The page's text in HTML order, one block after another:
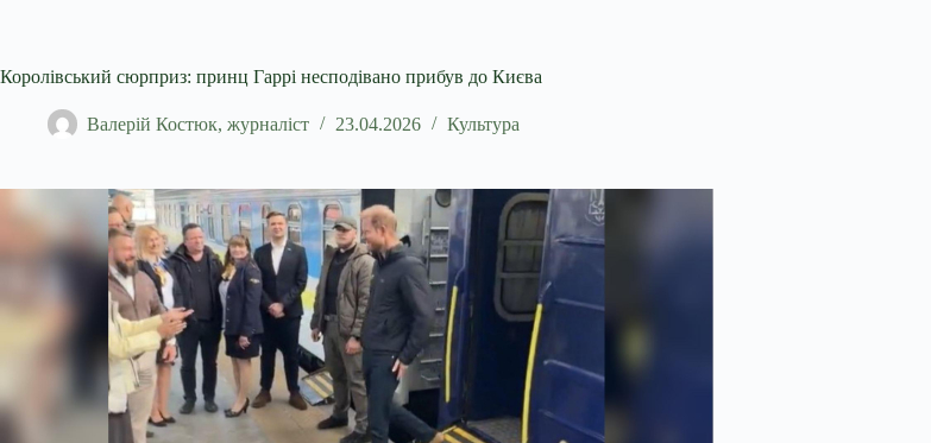
Королівський сюрприз: принц Гаррі несподівано прибув до Києва
Валерій Костюк, журналіст 23.04.2026 Культура